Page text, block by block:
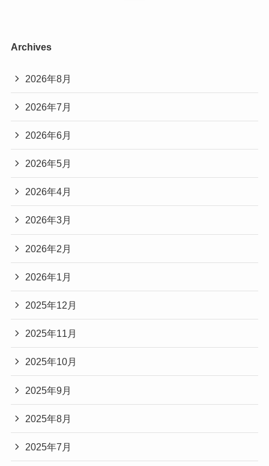
Archives
2026年8月
2026年7月
2026年6月
2026年5月
2026年4月
2026年3月
2026年2月
2026年1月
2025年12月
2025年11月
2025年10月
2025年9月
2025年8月
2025年7月